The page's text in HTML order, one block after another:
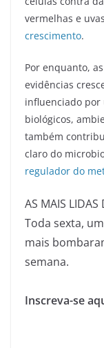
vermelhas e
crescimento.
Por enquanto,
evidências
influenciado por
biológicos,
também
claro do
regulador do
AS MAIS LIDAS
Toda sexta,
mais
semana.
Inscreva-se